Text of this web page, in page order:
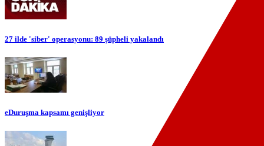
27 ilde 'siber' operasyonu: 89 şüpheli yakalandı
eDuruşma kapsamı genişliyor